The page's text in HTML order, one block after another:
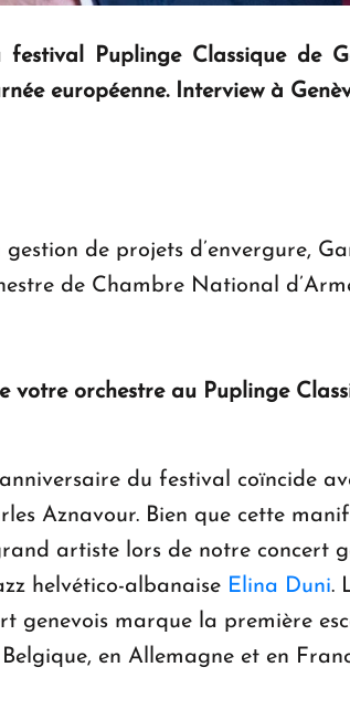
festival Puplinge Classique de
européenne. Interview à
de projets d’envergure,
de Chambre National
votre orchestre au Puplinge
anniversaire du festival coïncide
Aznavour. Bien que cette
artiste lors de notre concert
helvético-albanaise Elina Duni.
genevois marque la première
en Allemagne et en